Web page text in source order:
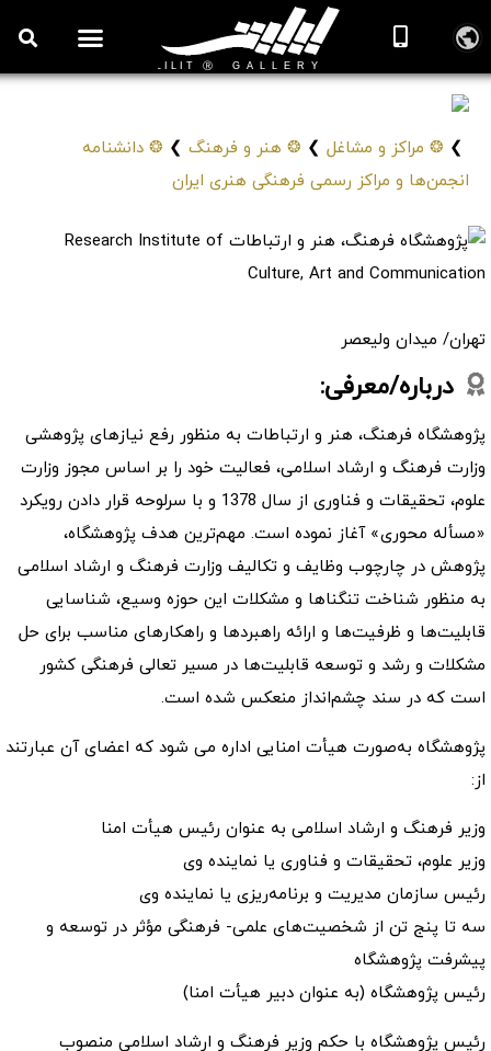
❯ ❂ مراکز و مشاغل ❯ ❂ هنر و فرهنگ ❯ ❂ دانشنامه
انجمن‌ها و مراکز رسمی فرهنگی هنری ایران
تهران/ میدان ولیعصر
درباره/معرفی:
پژوهشگاه فرهنگ، هنر و ارتباطات به منظور رفع نیازهای پژوهشی
وزارت فرهنگ و ارشاد اسلامی، فعالیت خود را بر اساس مجوز وزارت
علوم، تحقیقات و فناوری از سال 1378 و با سرلوحه قرار دادن رویکرد
«مسأله محوری» آغاز نموده است. مهم‌ترین هدف پژوهشگاه،
پژوهش در چارچوب وظایف و تکالیف وزارت فرهنگ و ارشاد اسلامی
به منظور شناخت تنگناها و مشکلات این حوزه وسیع، شناسایی
قابلیت‌ها و ظرفیت‌ها و ارائه راهبردها و راهکارهای مناسب برای حل
مشکلات و رشد و توسعه قابلیت‌ها در مسیر تعالی فرهنگی کشور
است که در سند چشم‌انداز منعکس شده است.
پژوهشگاه به‌صورت هیأت امنایی اداره می شود که اعضای آن عبارتند
از:
وزیر فرهنگ و ارشاد اسلامی به عنوان رئیس هیأت امنا
وزیر علوم، تحقیقات و فناوری یا نماینده وی
رئیس سازمان مدیریت و برنامه‌ریزی یا نماینده وی
سه تا پنج تن از شخصیت‌های علمی- فرهنگی مؤثر در توسعه و
پیشرفت پژوهشگاه
رئیس پژوهشگاه (به عنوان دبیر هیأت امنا‌)
رئیس پژوهشگاه با حکم وزیر فرهنگ و ارشاد اسلامی منصوب